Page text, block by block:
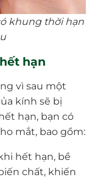
khung thời hạn
hạn
vì sau một
kính sẽ bị
hạn, bạn có
mắt, bao gồm:
hết hạn, bề
chất, khiến